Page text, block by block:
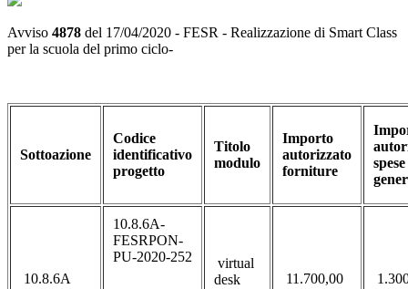
Avviso 4878 del 17/04/2020 - FESR - Realizzazione di Smart Class
per la scuola del primo ciclo-
Sottoazione
Codice
identificativo
progetto
Titolo
modulo
Importo
autorizzato
forniture
spese
10.8.6A
10.8.6A-
FESRPON-
PU-2020-252
virtual
desk
11.700,00